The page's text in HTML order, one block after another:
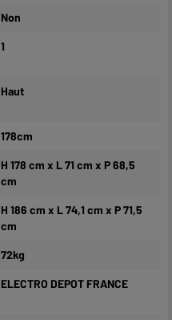
Non
1
Haut
178cm
H 178 cm x L 71 cm x P 68,5
cm
H 186 cm x L 74,1 cm x P 71,5
cm
72kg
ELECTRO DEPOT FRANCE